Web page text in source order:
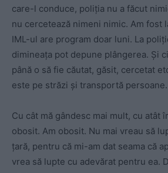
care-l conduce, poliția nu a făcut
nu cercetează nimeni nimic. Am fost
IML-ul are program doar luni. La
dimineața pot depune plângerea. Și
până o să fie căutat, găsit, cercetat
este pe străzi și transportă persoane.
Cu cât mă gândesc mai mult, cu atât
obosit. Am obosit. Nu mai vreau să
țară, pentru că mi-am dat seama că
vrea să lupte cu adevărat pentru ea.